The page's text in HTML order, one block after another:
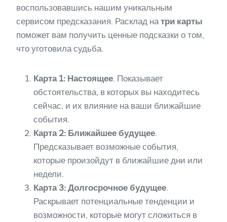
воспользовавшись нашим уникальным
сервисом предсказания. Расклад натри карты
поможет вам получить ценные подсказки о том,
что уготовила судьба.
Карта 1: Настоящее. Показывает
обстоятельства, в которых вы находитесь
сейчас, и их влияние на ваши ближайшие
события.
Карта 2: Ближайшее будущее.
Предсказывает возможные события,
которые произойдут в ближайшие дни или
недели.
Карта 3: Долгосрочное будущее.
Раскрывает потенциальные тенденции и
возможности, которые могут сложиться в